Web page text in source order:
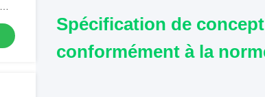
Spécification de
conformément à la